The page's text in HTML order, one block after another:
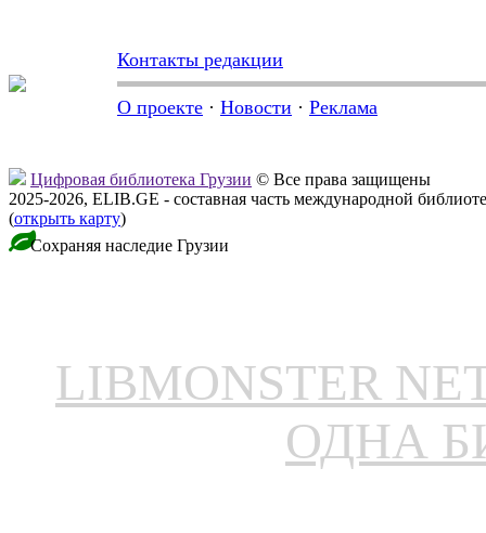
Контакты редакции
О проекте · Новости · Реклама
Цифровая библиотека Грузии © Все права защищены
2025-2026, ELIB.GE - составная часть международной
(открыть карту)
Сохраняя наследие Грузии
LIBMONSTER
ОДНА